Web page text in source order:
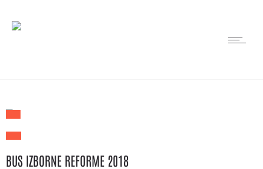
BUS IZBORNE REFORME 2018